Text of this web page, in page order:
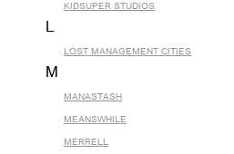
KIDSUPER STUDIOS
L
LOST MANAGEMENT CITIES
M
MANASTASH
MEANSWHILE
MERRELL